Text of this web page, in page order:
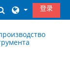
切换搜索输入
登录